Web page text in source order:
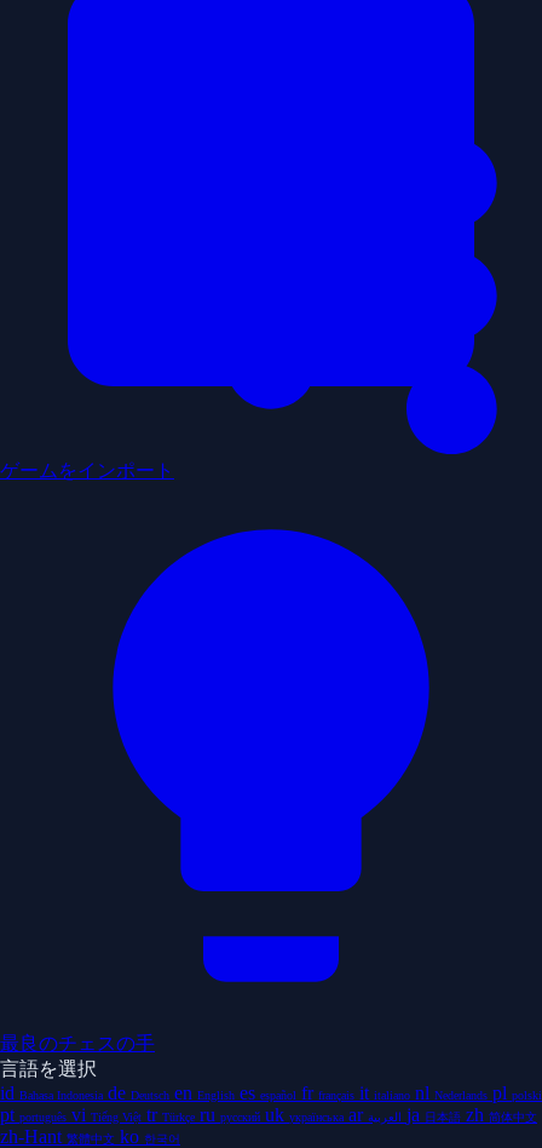
ゲームをインポート
最良のチェスの手
言語を選択
id Bahasa Indonesia de Deutsch en English es español fr français it italiano nl Nederlands pl polski
pt português vi Tiếng Việt tr Türkçe ru русский uk українська ar العربية ja 日本語 zh 简体中文
zh-Hant 繁體中文 ko 한국어